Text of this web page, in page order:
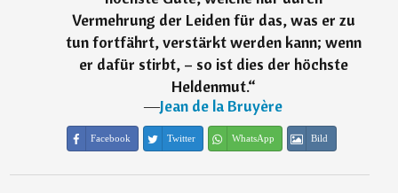
Vermehrung der Leiden für das, was er zu
tun fortfährt, verstärkt werden kann; wenn
er dafür stirbt, – so ist dies der höchste
Heldenmut.“
―Jean de la Bruyère
Facebook Twitter WhatsApp Bild